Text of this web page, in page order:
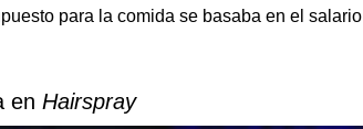
para la comida se basaba en el salario
en Hairspray